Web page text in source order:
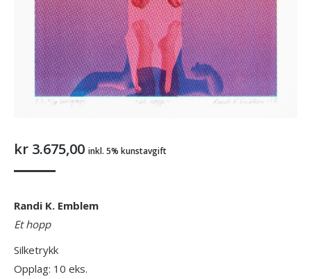
kr 3.675,00 inkl. 5% kunstavgift
Randi K. Emblem
Et hopp
Silketrykk
Opplag: 10 eks.